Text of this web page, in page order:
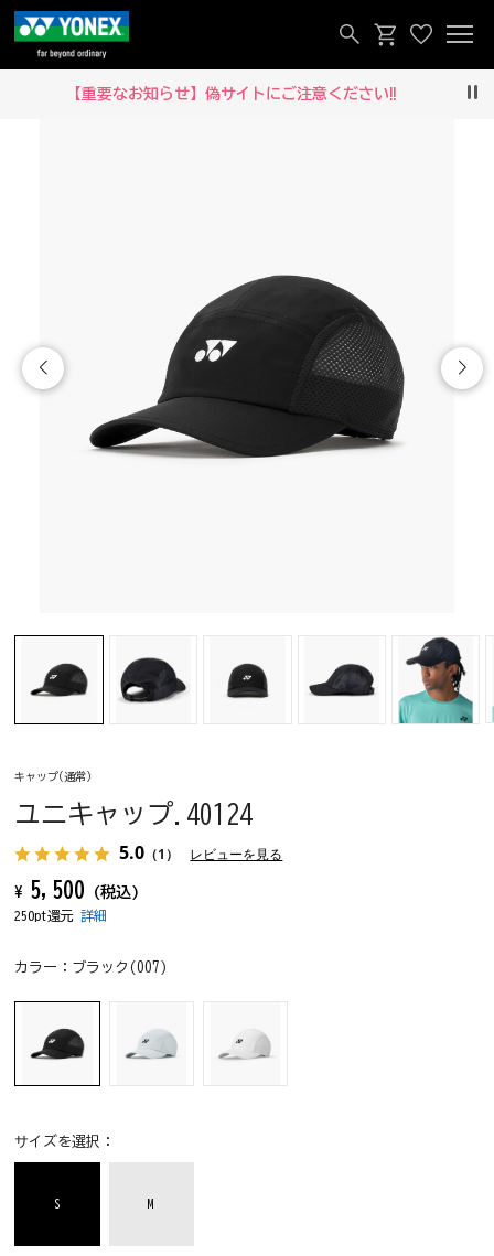
【重要なお知らせ】偽サイトにご注意ください‼
キャップ(通常)
ユニキャップ.40124
5.0 （1） レビューを見る
¥ 5,500 (税込)
250pt還元詳細
カラー： ブラック(007)
サイズを選択：
S M